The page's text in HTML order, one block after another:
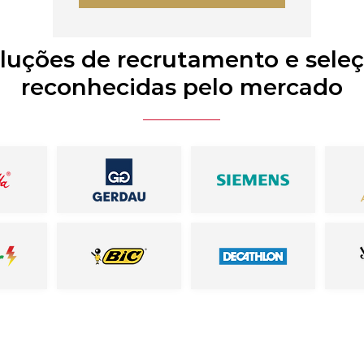
de recrutamento e
reconhecidas pelo mercado